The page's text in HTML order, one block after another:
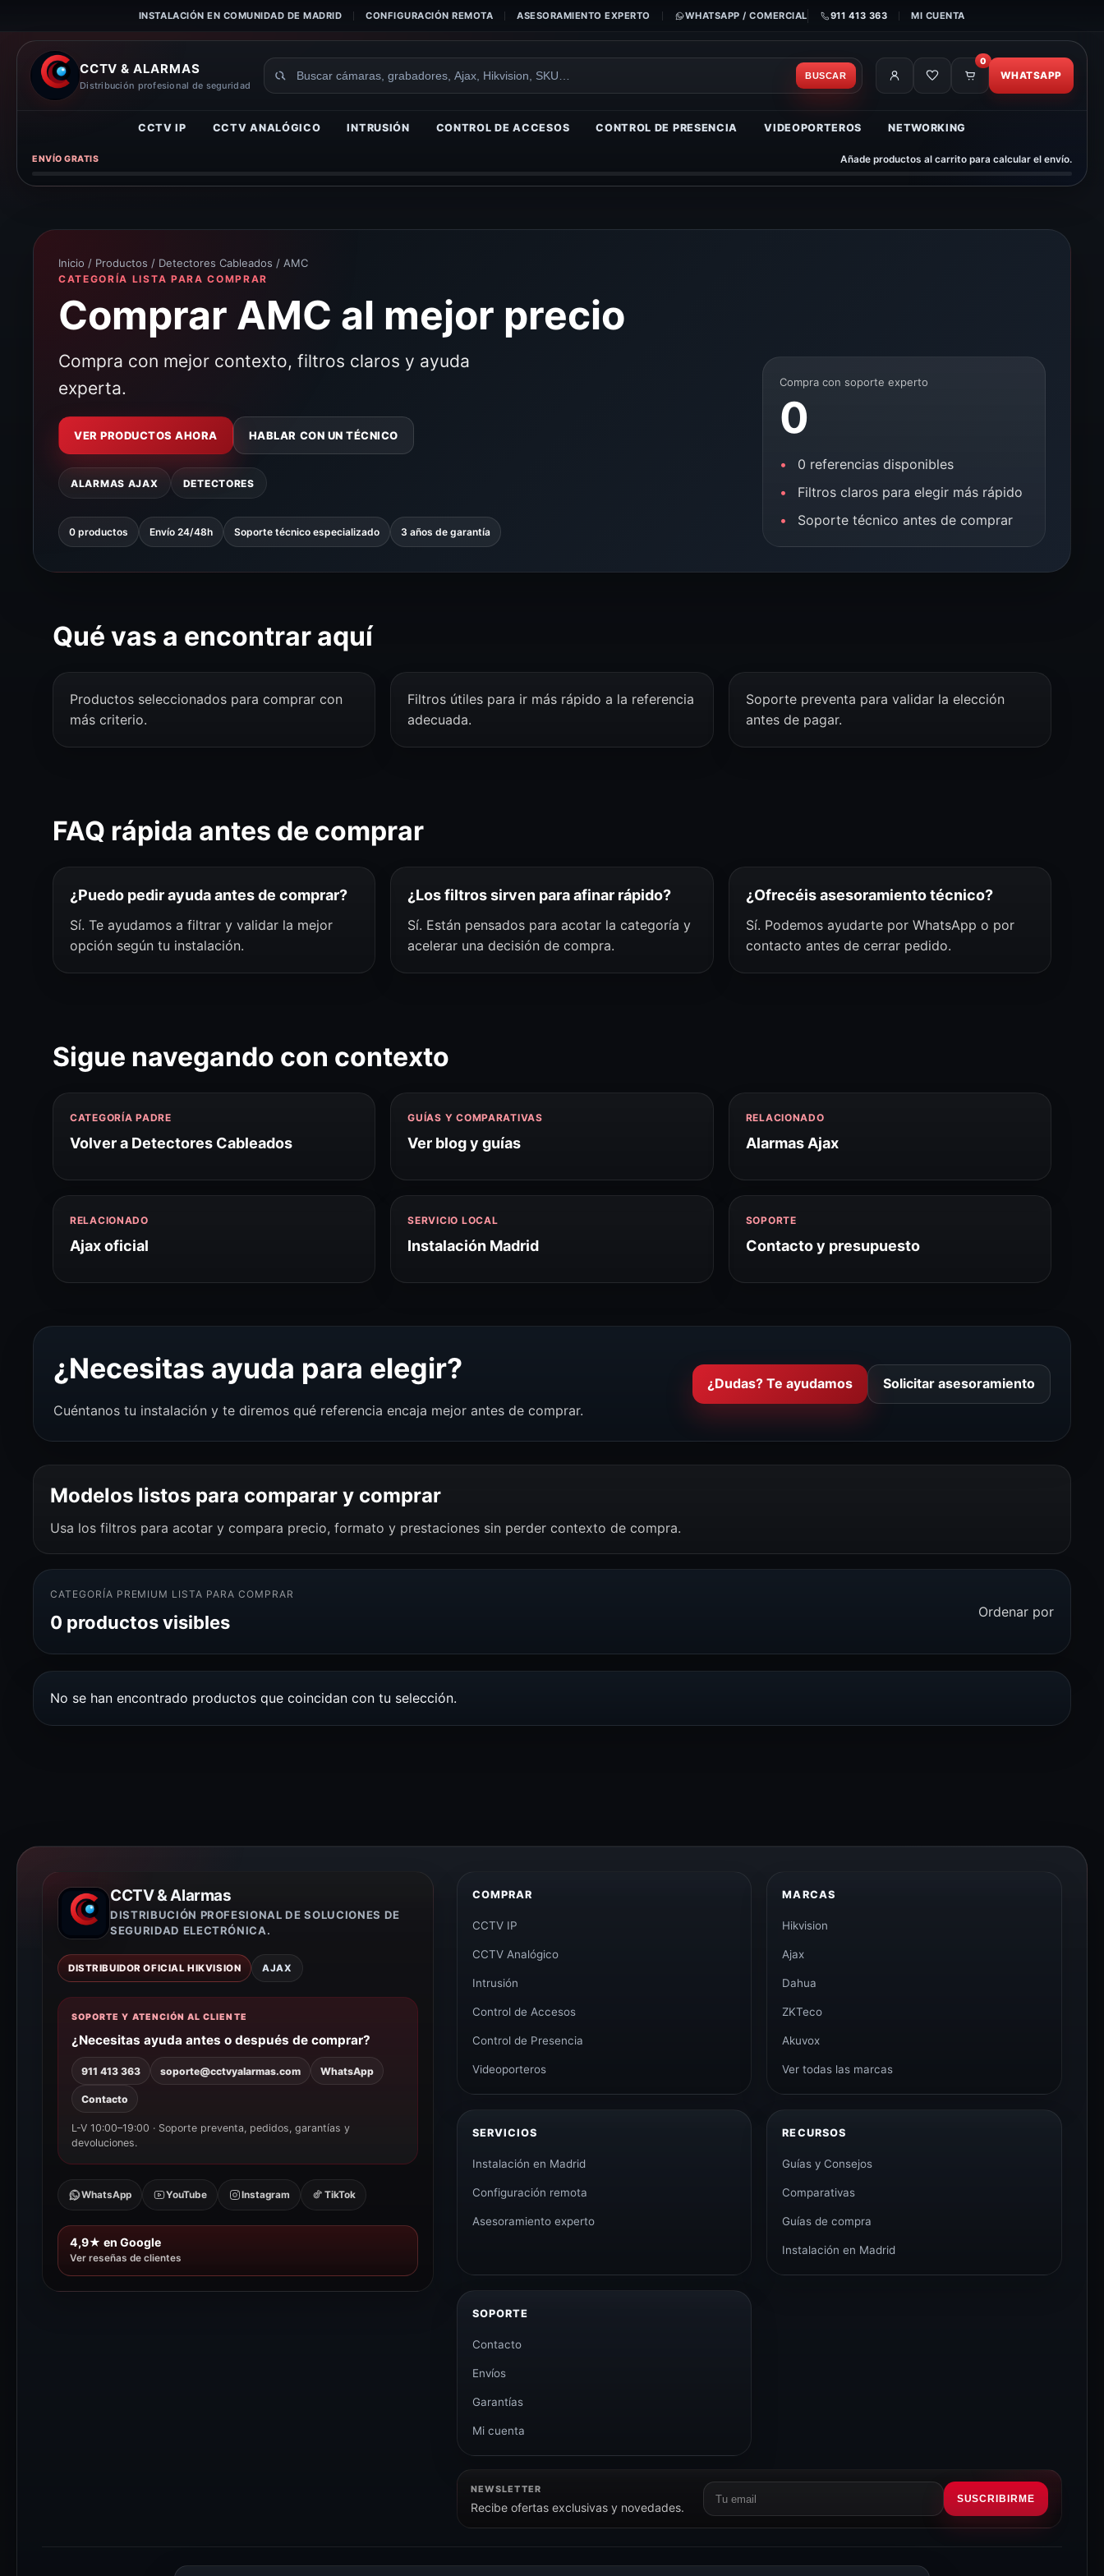
INSTALACIÓN EN COMUNIDAD DE MADRID CONFIGURACIÓN REMOTA ASESORAMIENTO EXPERTO WHATSAPP / COMERCIAL 911 413 363 MI CUENTA
CCTV & ALARMAS
Distribución profesional de seguridad
Buscar
BUSCAR
0
WHATSAPP
CCTV IP CCTV ANALÓGICO INTRUSIÓN CONTROL DE ACCESOS CONTROL DE PRESENCIA VIDEOPORTEROS NETWORKING
ENVÍO GRATIS Añade productos al carrito para calcular el envío.
Inicio / Productos / Detectores Cableados / AMC
CATEGORÍA LISTA PARA COMPRAR
Comprar AMC al mejor precio
Compra con mejor contexto, filtros claros y ayuda
experta.
VER PRODUCTOS AHORA HABLAR CON UN TÉCNICO
ALARMAS AJAX DETECTORES
0 productos Envío 24/48h Soporte técnico especializado 3 años de garantía
Compra con soporte experto
0
0 referencias disponibles
Filtros claros para elegir más rápido
Soporte técnico antes de comprar
Qué vas a encontrar aquí
Productos seleccionados para comprar con
más criterio.
Filtros útiles para ir más rápido a la referencia
adecuada.
Soporte preventa para validar la elección
antes de pagar.
FAQ rápida antes de comprar
¿Puedo pedir ayuda antes de comprar?
Sí. Te ayudamos a filtrar y validar la mejor
opción según tu instalación.
¿Los filtros sirven para afinar rápido?
Sí. Están pensados para acotar la categoría y
acelerar una decisión de compra.
¿Ofrecéis asesoramiento técnico?
Sí. Podemos ayudarte por WhatsApp o por
contacto antes de cerrar pedido.
Sigue navegando con contexto
CATEGORÍA PADRE
Volver a Detectores Cableados
GUÍAS Y COMPARATIVAS
Ver blog y guías
RELACIONADO
Alarmas Ajax
RELACIONADO
Ajax oficial
SERVICIO LOCAL
Instalación Madrid
SOPORTE
Contacto y presupuesto
¿Necesitas ayuda para elegir?
Cuéntanos tu instalación y te diremos qué referencia encaja mejor antes de comprar.
¿Dudas? Te ayudamos Solicitar asesoramiento
Modelos listos para comparar y comprar
Usa los filtros para acotar y compara precio, formato y prestaciones sin perder contexto de compra.
CATEGORÍA PREMIUM LISTA PARA COMPRAR
0 productos visibles
Ordenar por
No se han encontrado productos que coincidan con tu selección.
CCTV & Alarmas
DISTRIBUCIÓN PROFESIONAL DE SOLUCIONES DE
SEGURIDAD ELECTRÓNICA.
DISTRIBUIDOR OFICIAL HIKVISION AJAX
SOPORTE Y ATENCIÓN AL CLIENTE
¿Necesitas ayuda antes o después de comprar?
911 413 363 soporte@cctvyalarmas.com WhatsApp
Contacto
L-V 10:00–19:00 · Soporte preventa, pedidos, garantías y
devoluciones.
WhatsApp YouTube Instagram TikTok
4,9★ en Google
Ver reseñas de clientes
COMPRAR
CCTV IP
CCTV Analógico
Intrusión
Control de Accesos
Control de Presencia
Videoporteros
MARCAS
Hikvision
Ajax
Dahua
ZKTeco
Akuvox
Ver todas las marcas
SERVICIOS
Instalación en Madrid
Configuración remota
Asesoramiento experto
RECURSOS
Guías y Consejos
Comparativas
Guías de compra
Instalación en Madrid
SOPORTE
Contacto
Envíos
Garantías
Mi cuenta
NEWSLETTER
Recibe ofertas exclusivas y novedades.
Correo
electrónico
SUSCRIBIRME